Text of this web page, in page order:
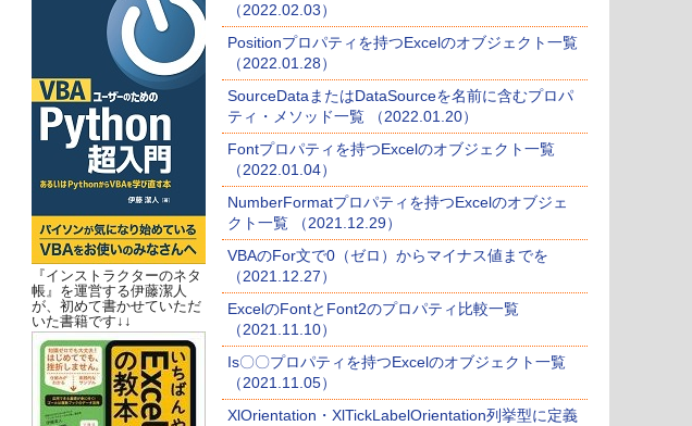
『インストラクターのネタ
帳』を運営する伊藤潔人
が、初めて書かせていただ
いた書籍です↓↓
（2022.02.03）
Positionプロパティを持つExcelのオブジェクト一覧
（2022.01.28）
SourceDataまたはDataSourceを名前に含むプロパ
ティ・メソッド一覧 （2022.01.20）
Fontプロパティを持つExcelのオブジェクト一覧
（2022.01.04）
NumberFormatプロパティを持つExcelのオブジェ
クト一覧 （2021.12.29）
VBAのFor文で0（ゼロ）からマイナス値までを
（2021.12.27）
ExcelのFontとFont2のプロパティ比較一覧
（2021.11.10）
Is〇〇プロパティを持つExcelのオブジェクト一覧
（2021.11.05）
XlOrientation・XlTickLabelOrientation列挙型に定義